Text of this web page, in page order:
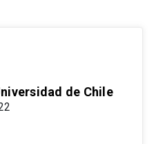
de Chile